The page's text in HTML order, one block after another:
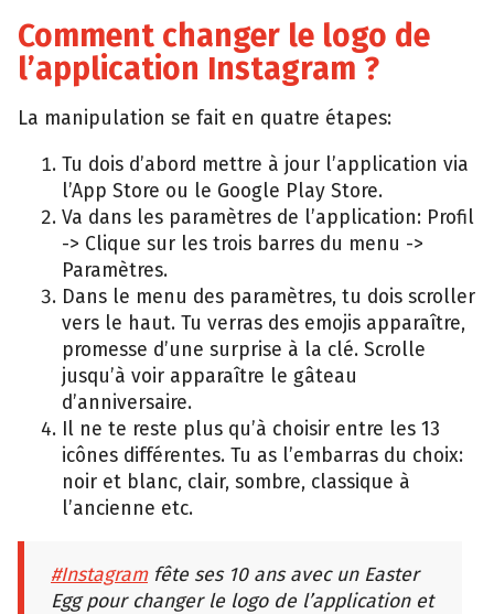
Comment changer le logo de
l’application Instagram ?
La manipulation se fait en quatre étapes:
Tu dois d’abord mettre à jour l’application via
l’App Store ou le Google Play Store.
Va dans les paramètres de l’application: Profil
-> Clique sur les trois barres du menu ->
Paramètres.
Dans le menu des paramètres, tu dois scroller
vers le haut. Tu verras des emojis apparaître,
promesse d’une surprise à la clé. Scrolle
jusqu’à voir apparaître le gâteau
d’anniversaire.
Il ne te reste plus qu’à choisir entre les 13
icônes différentes. Tu as l’embarras du choix:
noir et blanc, clair, sombre, classique à
l’ancienne etc.
#Instagramfête ses 10 ans avec un Easter
Egg pour changer le logo de l’application et